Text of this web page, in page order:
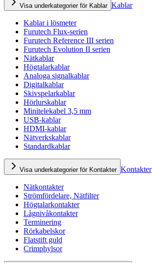
Visa underkategorier för Kablar Kablar
Kablar i lösmeter
Furutech Flux-serien
Furutech Reference III serien
Furutech Evolution II serien
Nätkablar
Högtalarkablar
Analoga signalkablar
Digitalkablar
Skivspelarkablar
Hörlurskablar
Minitelekabel 3,5 mm
USB-kablar
HDMI-kablar
Nätverkskablar
Standardkablar
Visa underkategorier för Kontakter Kontakter
Nätkontakter
Strömfördelare, Nätfilter
Högtalarkontakter
Lågnivåkontakter
Terminering
Rörkabelskor
Flatstift guld
Crimphylsor